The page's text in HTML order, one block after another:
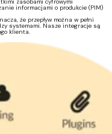
informacjami o produkcie (PIM)
że przepływ można w pełni
systemami. Nasze integracje są
klienta.